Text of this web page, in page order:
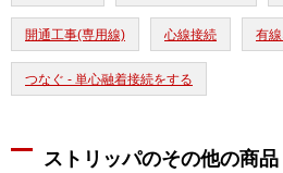
開通工事(専用線) 心線接続 有
つなぐ - 単心融着接続をする
ストリッパのその他の商品